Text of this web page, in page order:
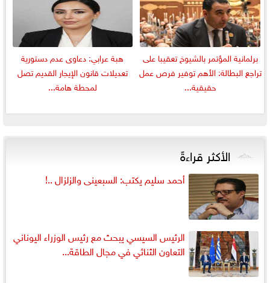
برلمانية المؤتمر بالشيوخ تعقيبا على
تراجع البطالة: الأهم توفير فرص عمل
حقيقية...
هبة عرابي: دعاوى عدم دستورية
تعديلات قانون الإيجار القديم تصل
لمحطة هامة...
الأكثر قراءةً
أحمد سليم يكتب: السبعينى والزلزال ..!
الرئيس السيسي يبحث مع رئيس الوزراء اليوناني
التعاون الثنائي في مجال الطاقة...